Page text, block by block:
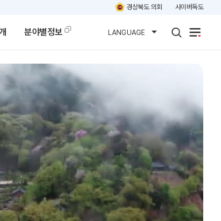
경상북도 의회 사이버독도
분야별정보 LANGUAGE